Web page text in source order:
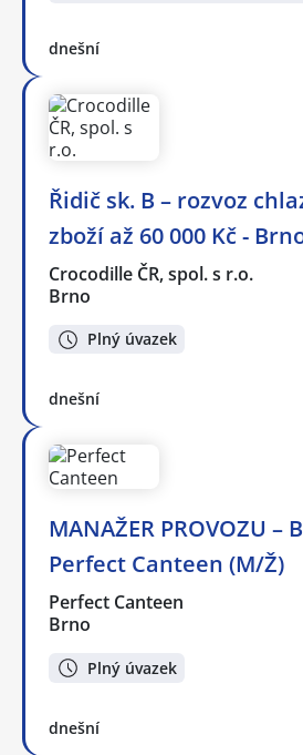
dnešní
Řidič sk. B – rozvoz
zboží až 60 000 Kč -
Crocodille ČR, spol. s r.o.
Brno
Plný úvazek
dnešní
MANAŽER PROVOZU –
Perfect Canteen (M/Ž)
Perfect Canteen
Brno
Plný úvazek
dnešní